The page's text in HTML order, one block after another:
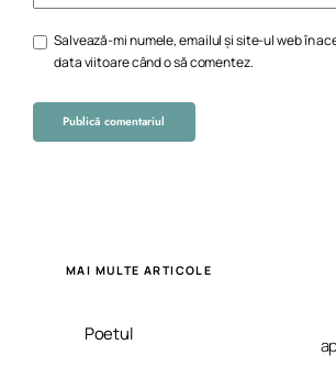
Salvează-mi numele, emailul și site-ul web în
data viitoare când o să comentez.
MAI MULTE ARTICOLE
Poetul